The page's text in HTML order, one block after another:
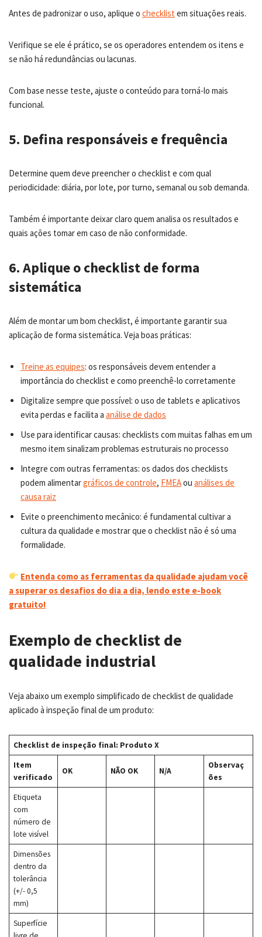
Antes de padronizar o uso, aplique o checklist em situações reais.
Verifique se ele é prático, se os operadores entendem os itens e
se não há redundâncias ou lacunas.
Com base nesse teste, ajuste o conteúdo para torná-lo mais
funcional.
5. Defina responsáveis e frequência
Determine quem deve preencher o checklist e com qual
periodicidade: diária, por lote, por turno, semanal ou sob demanda.
Também é importante deixar claro quem analisa os resultados e
quais ações tomar em caso de não conformidade.
6. Aplique o checklist de forma
sistemática
Além de montar um bom checklist, é importante garantir sua
aplicação de forma sistemática. Veja boas práticas:
Treine as equipes: os responsáveis devem entender a
importância do checklist e como preenchê-lo corretamente
Digitalize sempre que possível: o uso de tablets e aplicativos
evita perdas e facilita a análise de dados
Use para identificar causas: checklists com muitas falhas em um
mesmo item sinalizam problemas estruturais no processo
Integre com outras ferramentas: os dados dos checklists
podem alimentargráficos de controle, FMEAou análises de
causa raiz
Evite o preenchimento mecânico: é fundamental cultivar a
cultura da qualidade e mostrar que o checklist não é só uma
formalidade.
Entenda como as ferramentas da qualidade ajudam você
a superar os desafios do dia a dia, lendo este e-book
gratuito!
Exemplo de checklist de
qualidade industrial
Veja abaixo um exemplo simplificado de checklist de qualidade
aplicado à inspeção final de um produto:
Checklist de inspeção final: Produto X
Item
verificado
OK NÃO OK N/A
Observaç
ões
Etiqueta
com
número de
lote visível
Dimensões
dentro da
tolerância
(+/- 0,5
mm)
Superfície